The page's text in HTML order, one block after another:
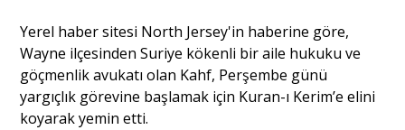
Eğitim
Yerel haber sitesi North Jersey'in haberine göre,
Wayne ilçesinden Suriye kökenli bir aile hukuku ve
göçmenlik avukatı olan Kahf, Perşembe günü
yargıçlık görevine başlamak için Kuran-ı Kerim’e elini
koyarak yemin etti.